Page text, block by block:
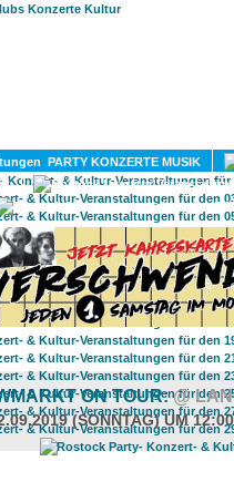
PARTY KONZERTE MUSIK
ON TOUR:@
(SONNTAG) UM